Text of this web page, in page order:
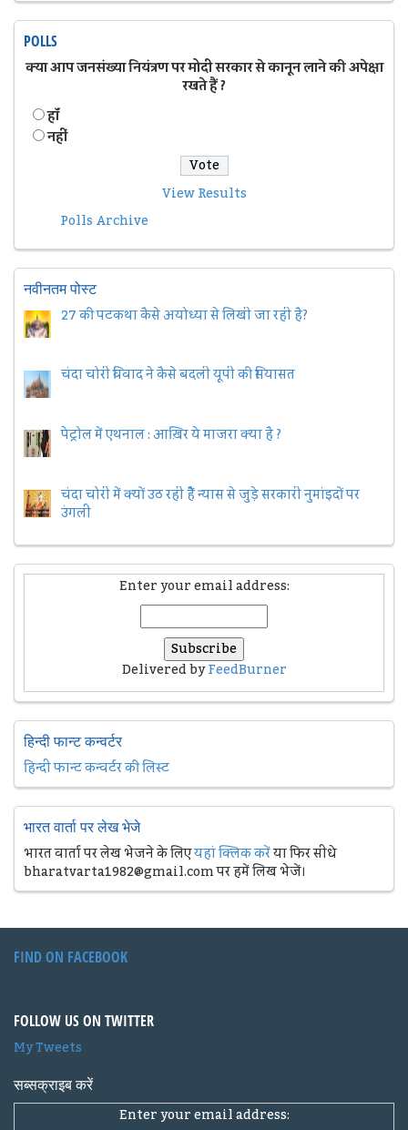
POLLS
क्या आप जनसंख्या नियंत्रण पर मोदी सरकार से कानून लाने की अपेक्षा
रखते हैं ?
हॉं
नहीं
View Results
Polls Archive
नवीनतम पोस्ट
27 की पटकथा कैसे अयोध्या से लिखी जा रही है?
चंदा चोरी विवाद ने कैसे बदली यूपी की सियासत
पेट्रोल में एथनाल : आख़िर ये माजरा क्या है ?
चंदा चोरी में क्यों उठ रही हैैं न्यास से जुड़े सरकारी नुमांइदों पर
उंगली
Enter your email address:
Delivered byFeedBurner
हिन्दी फान्ट कन्वर्टर
हिन्दी फान्ट कन्वर्टर की लिस्ट
भारत वार्ता पर लेख भेजे
भारत वार्ता पर लेख भेजने के लिएयहां क्लिक करेंया फिर सीधे
bharatvarta1982@gmail.com पर हमें लिख भेजें।
FIND ON FACEBOOK
FOLLOW US ON TWITTER
My Tweets
सब्सक्राइब करें
Enter your email address: